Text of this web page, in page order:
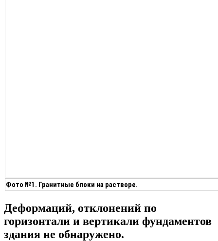
Фото №1. Гранитные блоки на растворе.
Деформаций, отклонений по
горизонтали и вертикали фундаментов
здания не обнаружено.